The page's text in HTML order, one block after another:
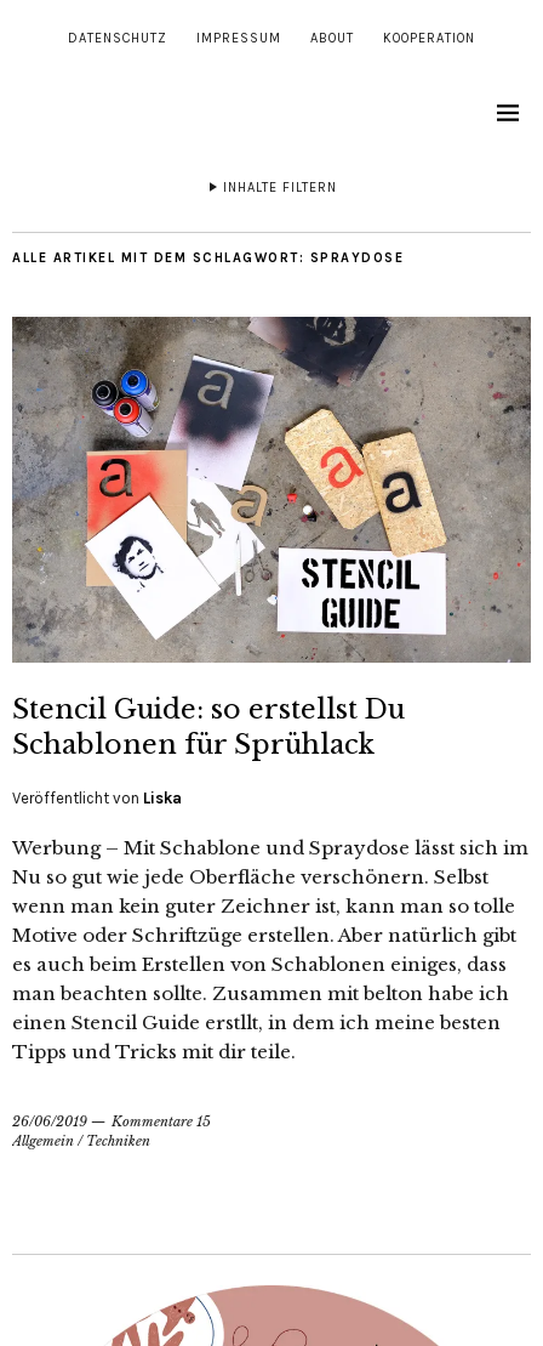
DATENSCHUTZ IMPRESSUM ABOUT KOOPERATION
INHALTE FILTERN
ALLE ARTIKEL MIT DEM SCHLAGWORT: SPRAYDOSE
Stencil Guide: so erstellst Du
Schablonen für Sprühlack
Veröffentlicht von Liska
Werbung – Mit Schablone und Spraydose lässt sich im
Nu so gut wie jede Oberfläche verschönern. Selbst
wenn man kein guter Zeichner ist, kann man so tolle
Motive oder Schriftzüge erstellen. Aber natürlich gibt
es auch beim Erstellen von Schablonen einiges, dass
man beachten sollte. Zusammen mit belton habe ich
einen Stencil Guide erstllt, in dem ich meine besten
Tipps und Tricks mit dir teile.
26/06/2019
Kommentare 15
Allgemein / Techniken